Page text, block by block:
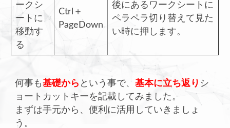
ークシ
ートに
移動す
る
Ctrl＋
PageDown
後にあるワークシートに
ペラペラ切り替えて見た
い時に押します。
何事も基礎から という事で、基本に立ち返り シ
ョートカットキーを記載してみました。
まずは手元から、便利に活用していきましょ
う。